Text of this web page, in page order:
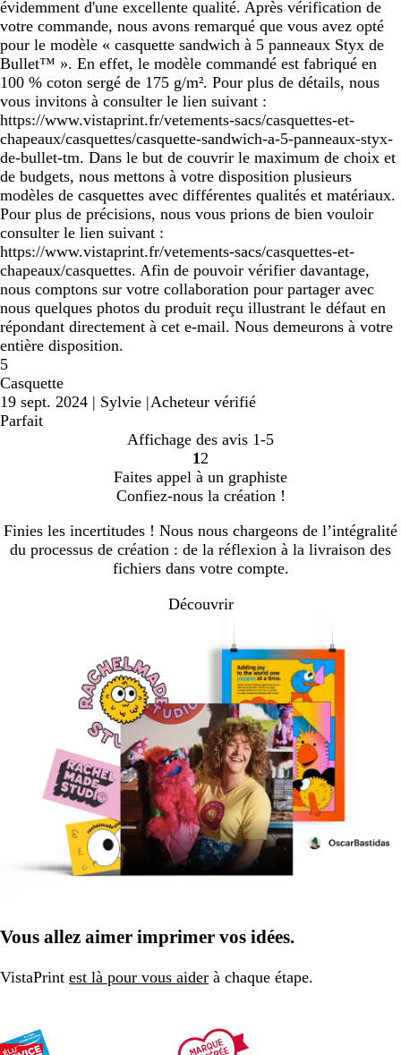
évidemment d'une excellente qualité. Après vérification de
votre commande, nous avons remarqué que vous avez opté
pour le modèle « casquette sandwich à 5 panneaux Styx de
Bullet™ ». En effet, le modèle commandé est fabriqué en
100 % coton sergé de 175 g/m². Pour plus de détails, nous
vous invitons à consulter le lien suivant :
https://www.vistaprint.fr/vetements-sacs/casquettes-et-
chapeaux/casquettes/casquette-sandwich-a-5-panneaux-styx-
de-bullet-tm. Dans le but de couvrir le maximum de choix et
de budgets, nous mettons à votre disposition plusieurs
modèles de casquettes avec différentes qualités et matériaux.
Pour plus de précisions, nous vous prions de bien vouloir
consulter le lien suivant :
https://www.vistaprint.fr/vetements-sacs/casquettes-et-
chapeaux/casquettes. Afin de pouvoir vérifier davantage,
nous comptons sur votre collaboration pour partager avec
nous quelques photos du produit reçu illustrant le défaut en
répondant directement à cet e-mail. Nous demeurons à votre
entière disposition.
5
Casquette
19 sept. 2024 | Sylvie |Acheteur vérifié
Parfait
Affichage des avis 1-5
Accéder
à
la
1 Accéder
à
la
2
Faites appel à un graphiste
Confiez-nous la création !
Finies les incertitudes ! Nous nous chargeons de l’intégralité
du processus de création : de la réflexion à la livraison des
fichiers dans votre compte.
Découvrir
Vous allez aimer imprimer vos idées.
VistaPrint est là pour vous aider à chaque étape.